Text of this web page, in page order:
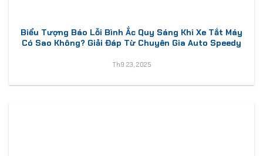
Biểu Tượng Báo Lỗi Bình Ắc Quy Sáng Khi Xe Tắt Máy
Có Sao Không? Giải Đáp Từ Chuyên Gia Auto Speedy
Th9 23, 2025